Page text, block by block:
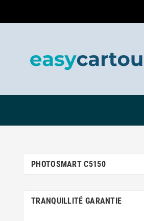
PHOTOSMART C5150
TRANQUILLITÉ GARANTIE